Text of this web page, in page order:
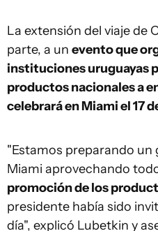
La extensión del viaje de
parte, a un evento que
instituciones uruguayas
productos nacionales a
celebrará en Miami el 17
"Estamos preparando un
Miami aprovechando
promoción de los
presidente había sido
día", explicó Lubetkin y